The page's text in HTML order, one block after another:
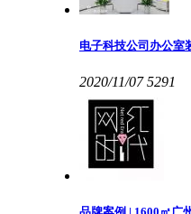
电子科技公司办公室
2020/11/07 5291